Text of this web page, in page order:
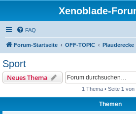
Xenoblade-
FAQ
Forum-Startseite OFF-TOPIC Plauderecke
Sport
Neues Thema
1 Thema • Seite 1 von
Themen